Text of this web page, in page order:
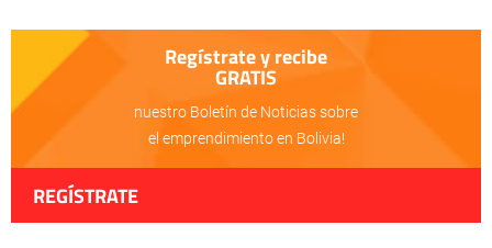
Regístrate y recibe
GRATIS
nuestro Boletín de Noticias sobre
el emprendimiento en Bolivia!
REGÍSTRATE